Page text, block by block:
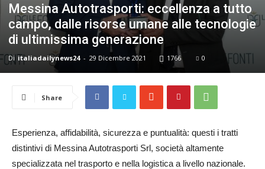
24
Messina Autotrasporti: eccellenza a tutto
campo, dalle risorse umane alle tecnologie
di ultimissima generazione
Di italiadailynews24 - 29 Dicembre 2021 1766 0
Share
Esperienza, affidabilità, sicurezza e puntualità: questi i tratti
distintivi di Messina Autotrasporti Srl, società altamente
specializzata nel trasporto e nella logistica a livello nazionale.